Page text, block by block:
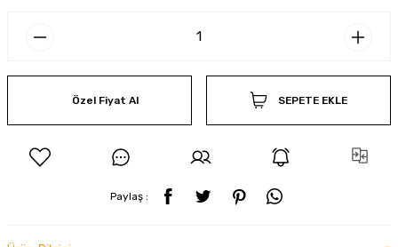
Özel Fiyat Al SEPETE EKLE
Paylaş :